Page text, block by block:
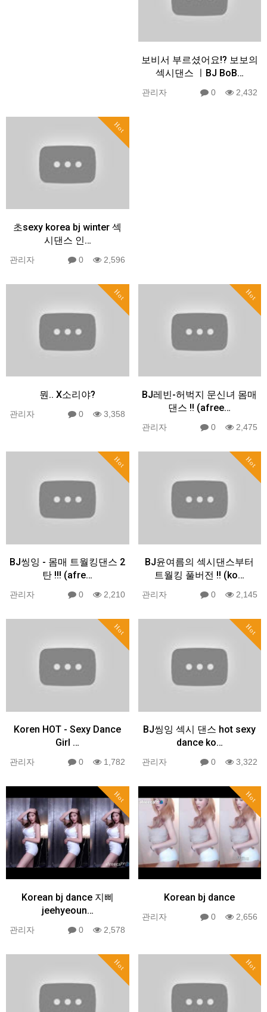
보비서 부르셨어요!? 보보의
섹시댄스 ㅣBJ BoB…
관리자 0 2,432
Hot
초sexy korea bj winter 섹
시댄스 인…
관리자 0 2,596
Hot
뭔.. X소리야?
관리자 0 3,358
Hot
BJ레빈-허벅지 문신녀 몸매
댄스 !! (afree…
관리자 0 2,475
Hot
BJ씽잉 - 몸매 트월킹댄스 2
탄 !!! (afre…
관리자 0 2,210
Hot
BJ윤여름의 섹시댄스부터
트월킹 풀버전 !! (ko…
관리자 0 2,145
Hot
Koren HOT - Sexy Dance
Girl …
관리자 0 1,782
Hot
BJ씽잉 섹시 댄스 hot sexy
dance ko…
관리자 0 3,322
Hot
Korean bj dance 지삐
jeehyeoun…
관리자 0 2,578
Hot
Korean bj dance
관리자 0 2,656
Hot Hot